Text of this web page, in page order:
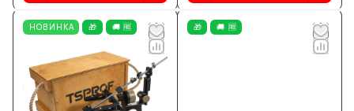
НОВИНКА 🎁 🚚 🆓 🎁 🚚 🆓